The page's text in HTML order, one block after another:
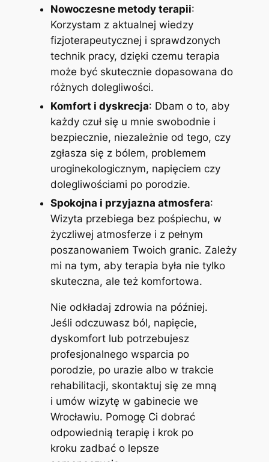
Nowoczesne metody terapii:
Korzystam z aktualnej wiedzy
fizjoterapeutycznej i sprawdzonych
technik pracy, dzięki czemu terapia
może być skutecznie dopasowana do
różnych dolegliwości.
Komfort i dyskrecja: Dbam o to, aby
każdy czuł się u mnie swobodnie i
bezpiecznie, niezależnie od tego, czy
zgłasza się z bólem, problemem
uroginekologicznym, napięciem czy
dolegliwościami po porodzie.
Spokojna i przyjazna atmosfera:
Wizyta przebiega bez pośpiechu, w
życzliwej atmosferze i z pełnym
poszanowaniem Twoich granic. Zależy
mi na tym, aby terapia była nie tylko
skuteczna, ale też komfortowa.
Nie odkładaj zdrowia na później.
Jeśli odczuwasz ból, napięcie,
dyskomfort lub potrzebujesz
profesjonalnego wsparcia po
porodzie, po urazie albo w trakcie
rehabilitacji, skontaktuj się ze mną
i umów wizytę w gabinecie we
Wrocławiu. Pomogę Ci dobrać
odpowiednią terapię i krok po
kroku zadbać o lepsze